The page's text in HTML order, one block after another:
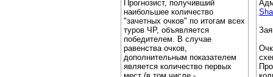
Прогнозист, получивший
наибольшее количество
"зачетных очков" по итогам всех
туров ЧР, объявляется
победителем. В случае
равенства очков,
дополнительным показателем
является количество первых